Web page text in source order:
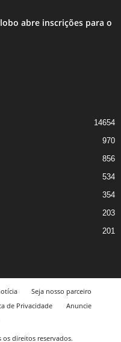
abre inscrições para o
14654
970
856
534
354
203
201
Seja nosso parceiro
de Privacidade
Anuncie
direitos reservados.